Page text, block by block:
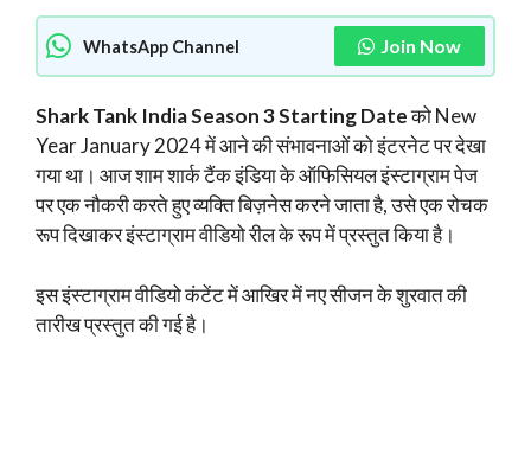
WhatsApp Channel Join Now
Shark Tank India Season 3 Starting Dateको New
Year January 2024 में आने की संभावनाओं को इंटरनेट पर देखा
गया था। आज शाम शार्क टैंक इंडिया के ऑफिसियल इंस्टाग्राम पेज
पर एक नौकरी करते हुए व्यक्ति बिज़नेस करने जाता है, उसे एक रोचक
रूप दिखाकर इंस्टाग्राम वीडियो रील के रूप में प्रस्तुत किया है।
इस इंस्टाग्राम वीडियो कंटेंट में आखिर में नए सीजन के शुरवात की
तारीख प्रस्तुत की गई है।